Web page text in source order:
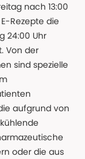
nach 13:00
Rezepte die
24:00 Uhr
Von der
sind spezielle
aufgrund von
oder die aus